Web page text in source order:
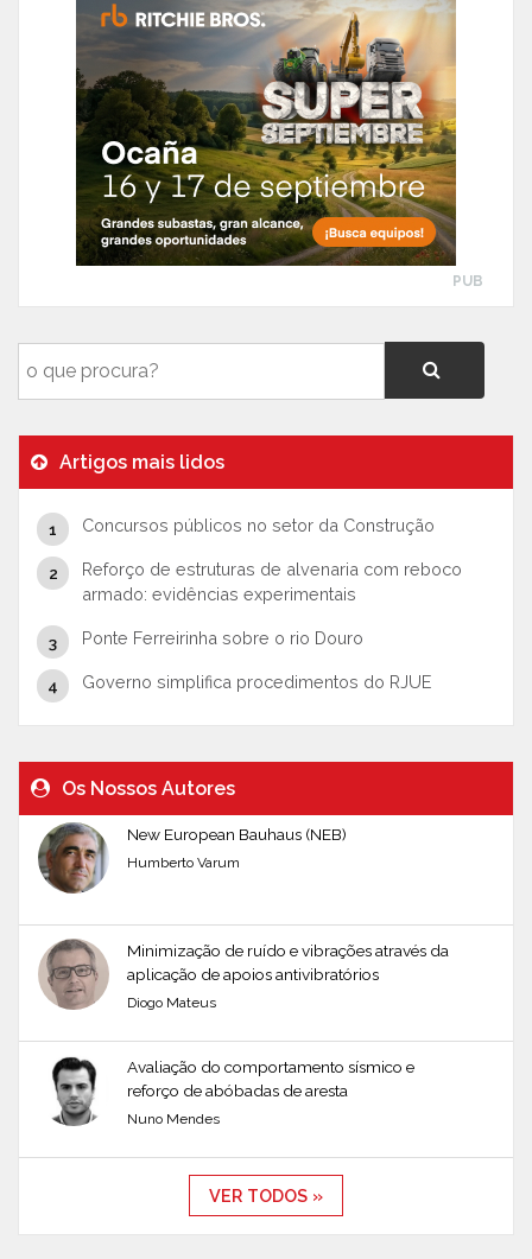
PUB
Artigos mais lidos
Concursos públicos no setor da Construção
Reforço de estruturas de alvenaria com reboco
armado: evidências experimentais
Ponte Ferreirinha sobre o rio Douro
Governo simplifica procedimentos do RJUE
Os Nossos Autores
New European Bauhaus (NEB)
Humberto Varum
Minimização de ruído e vibrações através da
aplicação de apoios antivibratórios
Diogo Mateus
Avaliação do comportamento sísmico e
reforço de abóbadas de aresta
Nuno Mendes
VER TODOS »